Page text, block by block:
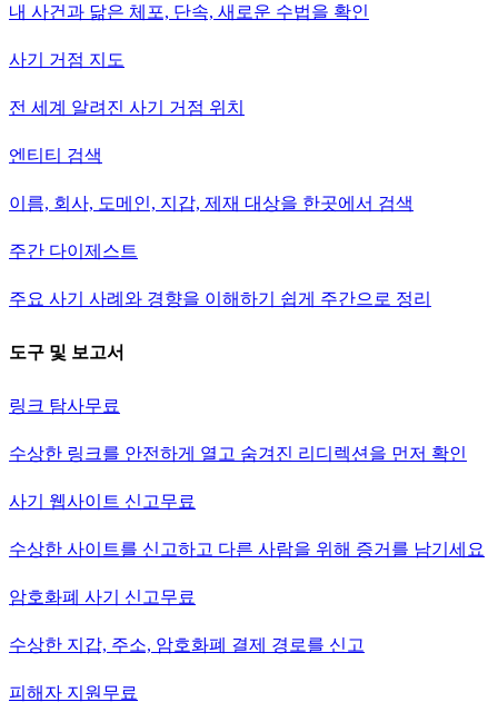
내 사건과 닮은 체포, 단속, 새로운 수법을 확인
사기 거점 지도
전 세계 알려진 사기 거점 위치
엔티티 검색
이름, 회사, 도메인, 지갑, 제재 대상을 한곳에서 검색
주간 다이제스트
주요 사기 사례와 경향을 이해하기 쉽게 주간으로 정리
도구 및 보고서
링크 탐사무료
수상한 링크를 안전하게 열고 숨겨진 리디렉션을 먼저 확인
사기 웹사이트 신고무료
수상한 사이트를 신고하고 다른 사람을 위해 증거를 남기세요
암호화폐 사기 신고무료
수상한 지갑, 주소, 암호화폐 결제 경로를 신고
피해자 지원 무료